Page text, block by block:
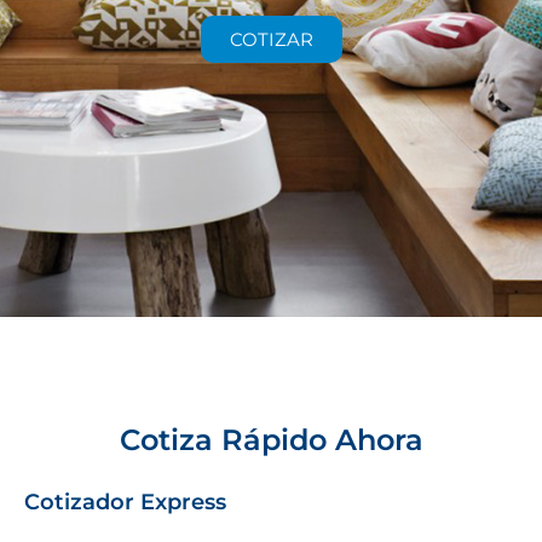
COTIZAR
Cotiza Rápido Ahora
Cotizador Express